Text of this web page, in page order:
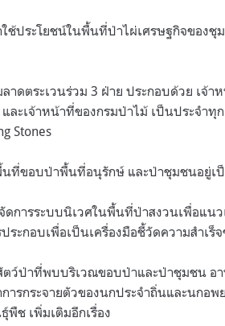
ช้ประโยชน์ในพื้นที่ป่าไผ่เศรษฐกิจของ
าดตระเวนร่วม 3 ฝ่าย ประกอบด้วย เจ้
ะเจ้าหน้าที่ของกรมป่าไม้ เป็นประจำทุ
Stones
ที่ขอบป่าพื้นที่อนุรักษ์ และป่าชุมชนอยู่เป็
ดการระบบนิเวศในพื้นที่ป่าสงวนเพื่อแน
ะกอบเพื่อเป็นเครื่องมือชี้วัดความสำเร็จ
ตว์ป่าที่พบบริเวณขอบป่าและป่าชุมชน อ
ารกระจายตัวของนกประจำถิ่นและนก
ช เพิ่มเติมอีกเรื่อง